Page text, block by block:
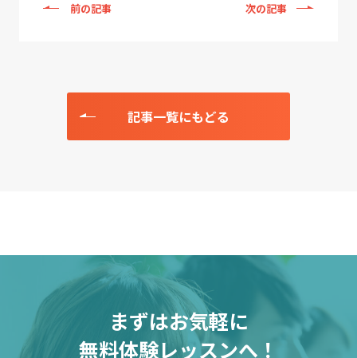
前の記事 次の記事
記事一覧にもどる
まずはお気軽に
無料体験レッスンへ！